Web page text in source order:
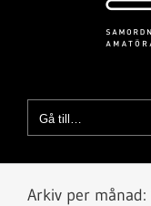
Gå till…
Arkiv per månad: